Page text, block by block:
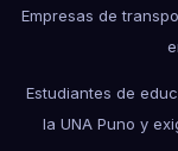
Empresas de
Estudiantes de
la UNA Puno y